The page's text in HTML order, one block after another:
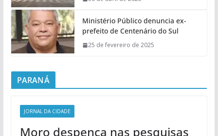
Ministério Público denuncia ex-
prefeito de Centenário do Sul
25 de fevereiro de 2025
PARANÁ
JORNAL DA CIDADE
Moro despenca nas pesquisas